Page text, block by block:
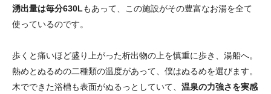
湧出量は毎分630Lもあって、この施設がその豊富なお湯を全て
使っているのです。
歩くと痛いほど盛り上がった析出物の上を慎重に歩き、湯船へ。
熱めとぬるめの二種類の温度があって、僕はぬるめを選びます。
木でできた浴槽も表面がぬるっとしていて、 温泉の力強さを実感